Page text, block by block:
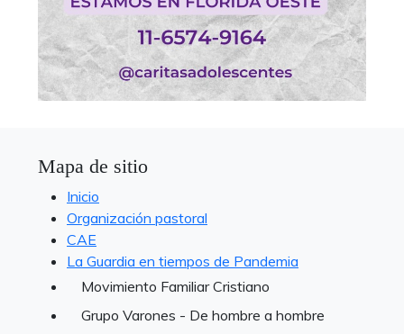
Mapa de sitio
Inicio
Organización pastoral
CAE
La Guardia en tiempos de Pandemia
Movimiento Familiar Cristiano
Grupo Varones - De hombre a hombre